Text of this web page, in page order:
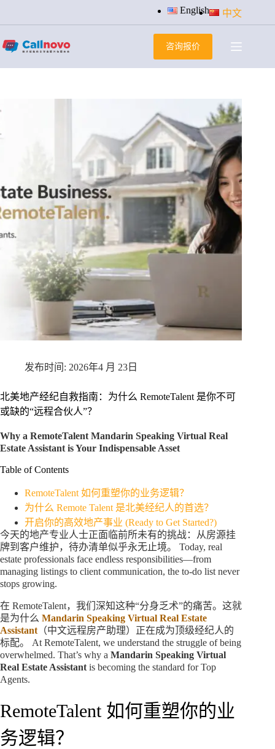
过
容
English 中文
咨询报价
2026年4 月 23日
北美地产经纪自救指南：为什么 RemoteTalent 是你不可
或缺的“远程合伙人”？
Why a RemoteTalent Mandarin Speaking Virtual Real
Estate Assistant is Your Indispensable Asset
Table of Contents
RemoteTalent 如何重塑你的业务逻辑？
为什么 Remote Talent 是北美经纪人的首选？
开启你的高效地产事业 (Ready to Get Started?)
今天的地产专业人士正面临前所未有的挑战：从房源挂
牌到客户维护，待办清单似乎永无止境。 Today, real
estate professionals face endless responsibilities—from
managing listings to client communication, the to-do list never
stops growing.
在 RemoteTalent，我们深知这种“分身乏术”的痛苦。这就
是为什么 Mandarin Speaking Virtual Real Estate
Assistant （中文远程房产助理）正在成为顶级经纪人的
标配。 At RemoteTalent, we understand the struggle of being
overwhelmed. That’s why a Mandarin Speaking Virtual
Real Estate Assistant is becoming the standard for Top
Agents.
RemoteTalent 如何重塑你的业
务逻辑？